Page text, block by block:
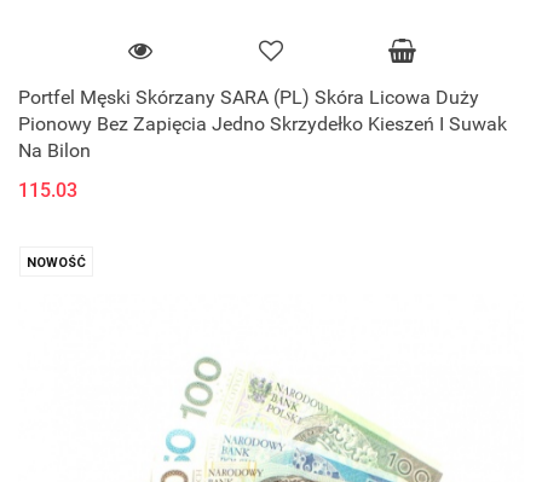
Portfel Męski Skórzany SARA (PL) Skóra Licowa Duży
Pionowy Bez Zapięcia Jedno Skrzydełko Kieszeń I Suwak
Na Bilon
115.03
NOWOŚĆ